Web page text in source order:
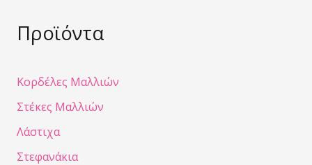
Προϊόντα
Κορδέλες Μαλλιών
Στέκες Μαλλιών
Λάστιχα
Στεφανάκια